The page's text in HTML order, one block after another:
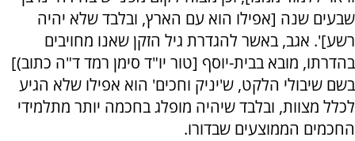
שבעים שנה [אפילו הוא עם הארץ, ובלבד שלא יהיה
רשע]'. אגב, באשר להגדרת גיל הזקן שאנו מחויבים
בהדרתו, מובא בבית-יוסף [טור יו"ד סימן רמד ד"ה כתוב)]
בשם שיבולי הלקט, ש'יניק וחכים' הוא אפילו שלא הגיע
לכלל מצוות, ובלבד שיהיה מופלג בחכמה יותר מתלמידי
החכמים הממוצעים שבדורו.